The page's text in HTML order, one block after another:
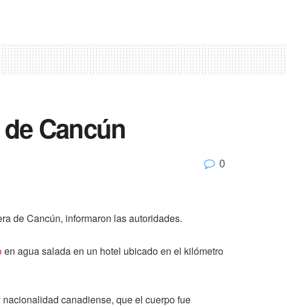
Cancún
0
de Cancún, informaron las autoridades.
en agua salada en un hotel ubicado en el kilómetro
canadiense, que el cuerpo fue